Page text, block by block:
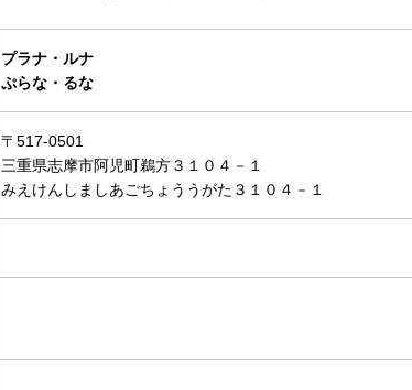
プラナ・ルナ
ぷらな・るな
〒517-0501
三重県志摩市阿児町鵜方３１０４－１
みえけんしましあごちょううがた３１０４－１